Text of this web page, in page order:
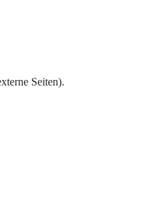
Seiten).